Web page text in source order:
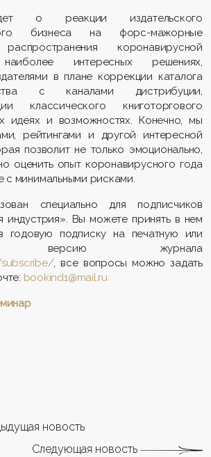
о реакции издательского
бизнеса на форс-мажорные
распространения коронавирусной
интересных решениях,
в плане коррекции каталога
с каналами дистрибуции,
классического книготоргового
идеях и возможностях. Конечно, мы
рейтингами и другой интересной
позволит не только эмоционально,
оценить опыт коронавирусного года
с минимальными рисками.
специально для подписчиков
индустрия». Вы можете принять в нем
годовую подписку на печатную или
версию журнала
, все вопросы можно задать
bookind1@mail.ru
новость
Следующая новость